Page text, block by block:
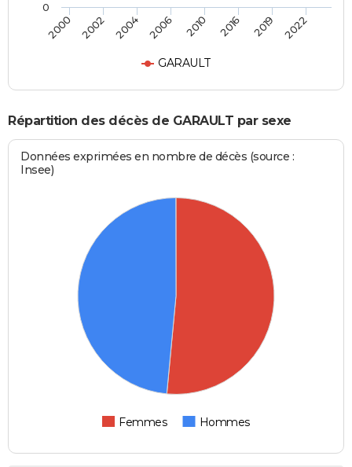
GARAULT
2000 2002 2004 2006 2010 2016 2019 2022
0
Répartition des décès de GARAULT par sexe
Données exprimées en nombre de décès (source :
Insee)
Femmes Hommes